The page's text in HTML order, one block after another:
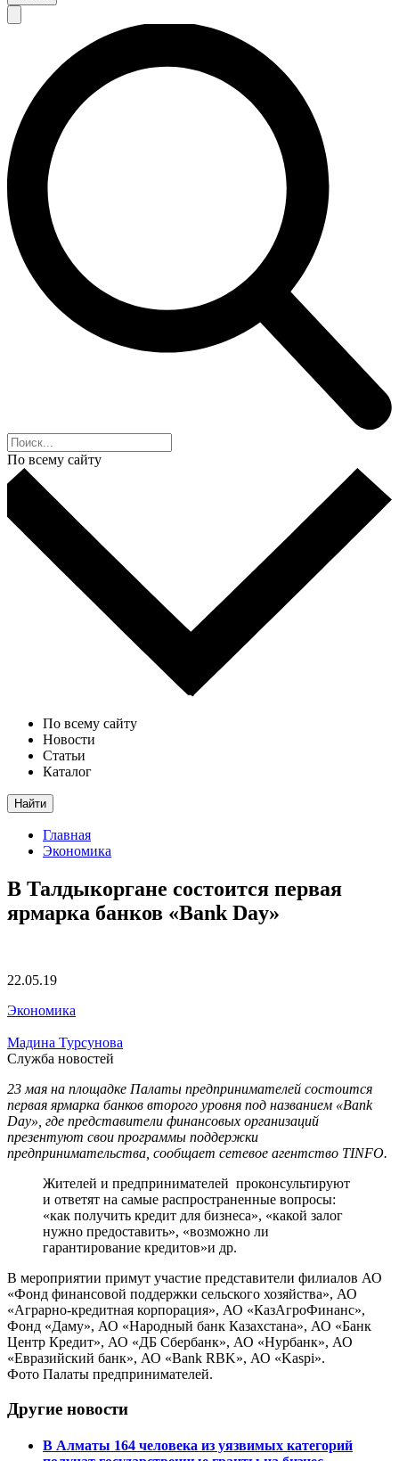
По всему сайту
По всему сайту
Новости
Статьи
Каталог
Найти
Главная
Экономика
В Талдыкоргане состоится первая
ярмарка банков «Bank Day»
22.05.19
Экономика
Мадина Турсунова
Служба новостей
23 мая на площадке Палаты предпринимателей состоится
первая ярмарка банков второго уровня под названием «Bank
Day», где представители финансовых организаций
презентуют свои программы поддержки
предпринимательства, сообщает сетевое агентство TINFO.
Жителей и предпринимателей проконсультируют
и ответят на самые распространенные вопросы:
«как получить кредит для бизнеса», «какой залог
нужно предоставить», «возможно ли
гарантирование кредитов»и др.
В мероприятии примут участие представители филиалов АО
«Фонд финансовой поддержки сельского хозяйства», АО
«Аграрно-кредитная корпорация», АО «КазАгроФинанс»,
Фонд «Даму», АО «Народный банк Казахстана», АО «Банк
Центр Кредит», АО «ДБ Сбербанк», АО «Нурбанк», АО
«Евразийский банк», АО «Bank RBK», АО «Kaspi».
Фото Палаты предпринимателей.
Другие новости
В Алматы 164 человека из уязвимых категорий